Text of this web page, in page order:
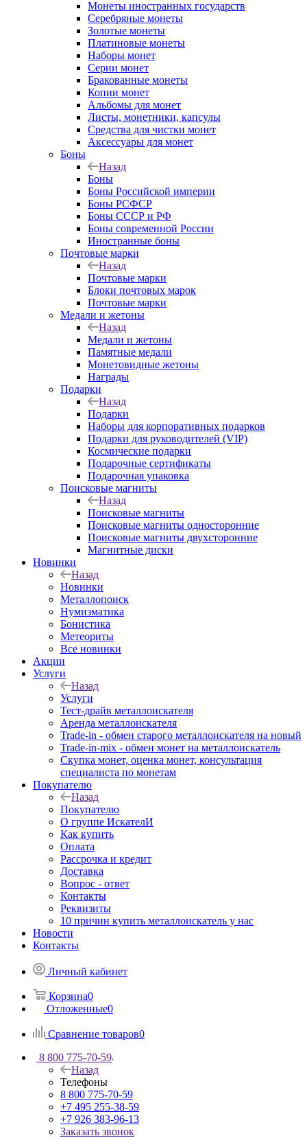
Монеты иностранных государств
Серебряные монеты
Золотые монеты
Платиновые монеты
Наборы монет
Серии монет
Бракованные монеты
Копии монет
Альбомы для монет
Листы, монетники, капсулы
Средства для чистки монет
Аксессуары для монет
Боны
Назад
Боны
Боны Российской империи
Боны РСФСР
Боны СССР и РФ
Боны современной России
Иностранные боны
Почтовые марки
Назад
Почтовые марки
Блоки почтовых марок
Почтовые марки
Медали и жетоны
Назад
Медали и жетоны
Памятные медали
Монетовидные жетоны
Награды
Подарки
Назад
Подарки
Наборы для корпоративных подарков
Подарки для руководителей (VIP)
Космические подарки
Подарочные сертификаты
Подарочная упаковка
Поисковые магниты
Назад
Поисковые магниты
Поисковые магниты односторонние
Поисковые магниты двухсторонние
Магнитные диски
Новинки
Назад
Новинки
Металлопоиск
Нумизматика
Бонистика
Метеориты
Все новинки
Акции
Услуги
Назад
Услуги
Тест-драйв металлоискателя
Аренда металлоискателя
Trade-in - обмен старого металлоискателя на новый
Trade-in-mix - обмен монет на металлоискатель
Скупка монет, оценка монет, консультация
специалиста по монетам
Покупателю
Назад
Покупателю
О группе ИскателИ
Как купить
Оплата
Рассрочка и кредит
Доставка
Вопрос - ответ
Контакты
Реквизиты
10 причин купить металлоискатель у нас
Новости
Контакты
Личный кабинет
Корзина0
Отложенные0
Сравнение товаров0
8 800 775-70-59
Назад
Телефоны
8 800 775-70-59
+7 495 255-38-59
+7 926 383-96-13
Заказать звонок